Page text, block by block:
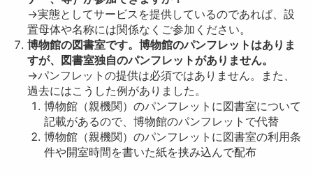
→実態としてサービスを提供しているのであれば、設
置母体や名称には関係なくご参加ください。
博物館の図書室です。博物館のパンフレットはありま
すが、図書室独自のパンフレットがありません。
→パンフレットの提供は必須ではありません。また、
過去にはこうした例がありました。
博物館（親機関）のパンフレットに図書室について
記載があるので、博物館のパンフレットで代替
博物館（親機関）のパンフレットに図書室の利用条
件や開室時間を書いた紙を挟み込んで配布